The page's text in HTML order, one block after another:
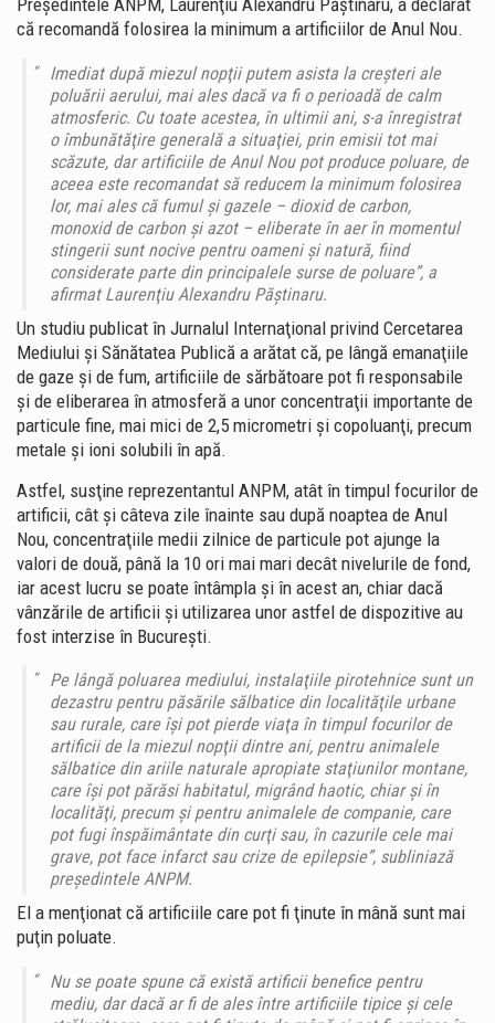
Preşedintele ANPM, Laurenţiu Alexandru Păştinaru, a declarat
că recomandă folosirea la minimum a artificiilor de Anul Nou.
Imediat după miezul nopţii putem asista la creşteri ale
poluării aerului, mai ales dacă va fi o perioadă de calm
atmosferic. Cu toate acestea, în ultimii ani, s-a înregistrat
o îmbunătăţire generală a situaţiei, prin emisii tot mai
scăzute, dar artificiile de Anul Nou pot produce poluare, de
aceea este recomandat să reducem la minimum folosirea
lor, mai ales că fumul şi gazele – dioxid de carbon,
monoxid de carbon şi azot – eliberate în aer în momentul
stingerii sunt nocive pentru oameni şi natură, fiind
considerate parte din principalele surse de poluare”, a
afirmat Laurenţiu Alexandru Păştinaru.
Un studiu publicat în Jurnalul Internaţional privind Cercetarea
Mediului şi Sănătatea Publică a arătat că, pe lângă emanaţiile
de gaze şi de fum, artificiile de sărbătoare pot fi responsabile
şi de eliberarea în atmosferă a unor concentraţii importante de
particule fine, mai mici de 2,5 micrometri şi copoluanţi, precum
metale şi ioni solubili în apă.
Astfel, susţine reprezentantul ANPM, atât în timpul focurilor de
artificii, cât şi câteva zile înainte sau după noaptea de Anul
Nou, concentraţiile medii zilnice de particule pot ajunge la
valori de două, până la 10 ori mai mari decât nivelurile de fond,
iar acest lucru se poate întâmpla şi în acest an, chiar dacă
vânzările de artificii şi utilizarea unor astfel de dispozitive au
fost interzise în Bucureşti.
Pe lângă poluarea mediului, instalaţiile pirotehnice sunt un
dezastru pentru păsările sălbatice din localităţile urbane
sau rurale, care îşi pot pierde viaţa în timpul focurilor de
artificii de la miezul nopţii dintre ani, pentru animalele
sălbatice din ariile naturale apropiate staţiunilor montane,
care îşi pot părăsi habitatul, migrând haotic, chiar şi în
localităţi, precum şi pentru animalele de companie, care
pot fugi înspăimântate din curţi sau, în cazurile cele mai
grave, pot face infarct sau crize de epilepsie”, subliniază
preşedintele ANPM.
El a menţionat că artificiile care pot fi ţinute în mână sunt mai
puţin poluate.
Nu se poate spune că există artificii benefice pentru
mediu, dar dacă ar fi de ales între artificiile tipice şi cele